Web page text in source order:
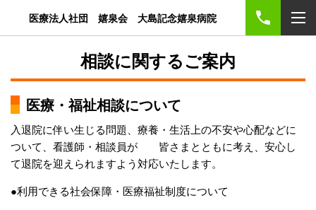
医療法人社団 嬉泉会 大島記念嬉泉病院
相談に関するご案内
医療・福祉相談について
入退院に伴い生じる問題、療養・生活上の不安や心配などに
ついて、看護師・相談員が 皆さまとともに考え、安心し
て退院を迎えられますよう対応いたします。
●利用できる社会保障・医療福祉制度について